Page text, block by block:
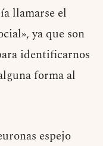
llamarse el
ya que son
identificarnos
forma al
espejo